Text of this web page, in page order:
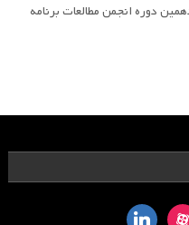
دوره انجمن مطالعات برنامه
linkedin